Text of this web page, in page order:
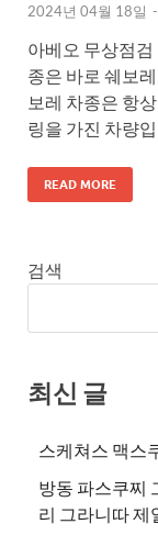
2024년 04월 18일 -
아베오 무상점
종은 바로 쉐보
보레 차종은 항
링을 가진 차량
READ MORE
검색
최신 글
스케쳐스 맥스
방동 파스쿠찌
리 그라니따 제